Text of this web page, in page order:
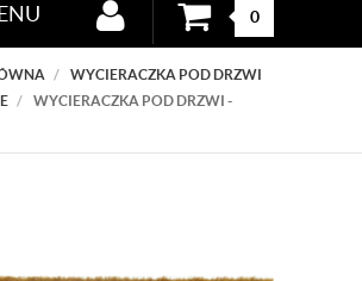
0
WYCIERACZKA POD DRZWI
WYCIERACZKA POD DRZWI -